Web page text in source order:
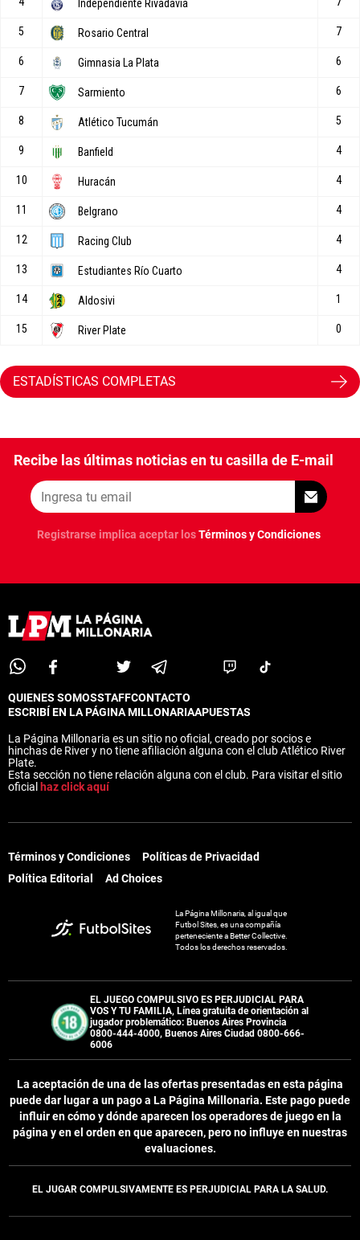
ESTADÍSTICAS COMPLETAS
Recibe las últimas noticias en tu casilla de E-mail
Registrarse implica aceptar losTérminos y Condiciones
QUIENES SOMOSSTAFFCONTACTO
ESCRIBÍ EN LA PÁGINA MILLONARIAAPUESTAS
La Página Millonaria es un sitio no oficial, creado por socios e
hinchas de River y no tiene afiliación alguna con el club Atlético River
Plate.
Esta sección no tiene relación alguna con el club. Para visitar el sitio
oficial haz click aquí
Términos y Condiciones
Políticas de Privacidad
Política Editorial
Ad Choices
La Página Millonaria, al igual que
Futbol Sites, es una compañía
perteneciente a Better Collective.
Todos los derechos reservados.
EL JUEGO COMPULSIVO ES PERJUDICIAL PARA
VOS Y TU FAMILIA, Línea gratuita de orientación al
jugador problemático: Buenos Aires Provincia
0800-444-4000, Buenos Aires Ciudad 0800-666-
6006
La aceptación de una de las ofertas presentadas en esta página
puede dar lugar a un pago a La Página Millonaria. Este pago puede
influir en cómo y dónde aparecen los operadores de juego en la
página y en el orden en que aparecen, pero no influye en nuestras
evaluaciones.
EL JUGAR COMPULSIVAMENTE ES PERJUDICIAL PARA LA SALUD.